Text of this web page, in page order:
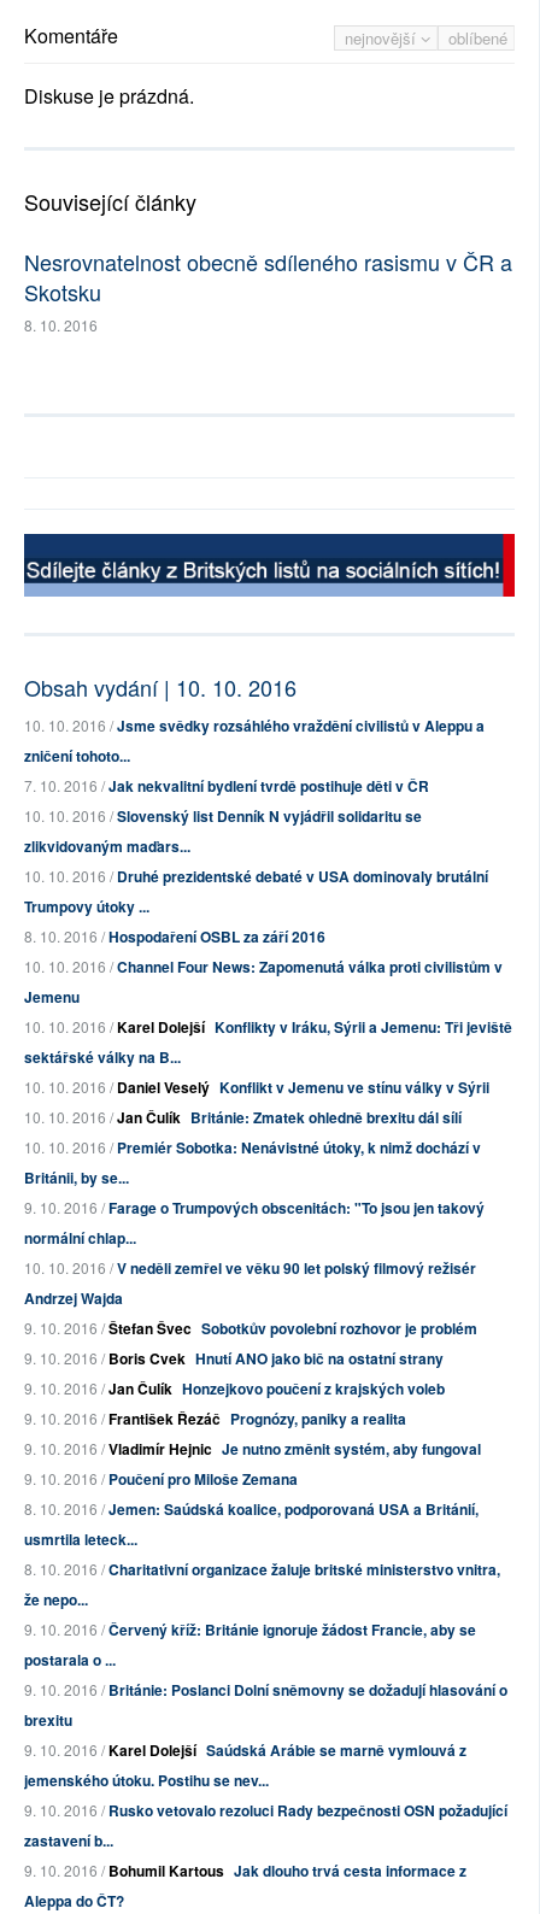
nejnovější oblíbené
Komentáře
Diskuse je prázdná.
Související články
Nesrovnatelnost obecně sdíleného rasismu v ČR a
Skotsku
8. 10. 2016
Obsah vydání | 10. 10. 2016
10. 10. 2016 /Jsme svědky rozsáhlého vraždění civilistů v Aleppu a
zničení tohoto...
7. 10. 2016 /Jak nekvalitní bydlení tvrdě postihuje děti v ČR
10. 10. 2016 /Slovenský list Denník N vyjádřil solidaritu se
zlikvidovaným maďars...
10. 10. 2016 /Druhé prezidentské debaté v USA dominovaly brutální
Trumpovy útoky ...
8. 10. 2016 /Hospodaření OSBL za září 2016
10. 10. 2016 /Channel Four News: Zapomenutá válka proti civilistům v
Jemenu
10. 10. 2016 /Karel Dolejší Konflikty v Iráku, Sýrii a Jemenu: Tři jeviště
sektářské války na B...
10. 10. 2016 /Daniel Veselý Konflikt v Jemenu ve stínu války v Sýrii
10. 10. 2016 /Jan Čulík Británie: Zmatek ohledně brexitu dál sílí
10. 10. 2016 /Premiér Sobotka: Nenávistné útoky, k nimž dochází v
Británii, by se...
9. 10. 2016 /Farage o Trumpových obscenitách: "To jsou jen takový
normální chlap...
10. 10. 2016 /V neděli zemřel ve věku 90 let polský filmový režisér
Andrzej Wajda
9. 10. 2016 /Štefan Švec Sobotkův povolební rozhovor je problém
9. 10. 2016 /Boris Cvek Hnutí ANO jako bič na ostatní strany
9. 10. 2016 /Jan Čulík Honzejkovo poučení z krajských voleb
9. 10. 2016 /František Řezáč Prognózy, paniky a realita
9. 10. 2016 /Vladimír Hejnic Je nutno změnit systém, aby fungoval
9. 10. 2016 /Poučení pro Miloše Zemana
8. 10. 2016 /Jemen: Saúdská koalice, podporovaná USA a Británií,
usmrtila leteck...
8. 10. 2016 /Charitativní organizace žaluje britské ministerstvo vnitra,
že nepo...
9. 10. 2016 /Červený kříž: Británie ignoruje žádost Francie, aby se
postarala o ...
9. 10. 2016 /Británie: Poslanci Dolní sněmovny se dožadují hlasování o
brexitu
9. 10. 2016 /Karel Dolejší Saúdská Arábie se marně vymlouvá z
jemenského útoku. Postihu se nev...
9. 10. 2016 /Rusko vetovalo rezoluci Rady bezpečnosti OSN požadující
zastavení b...
9. 10. 2016 /Bohumil Kartous Jak dlouho trvá cesta informace z
Aleppa do ČT?